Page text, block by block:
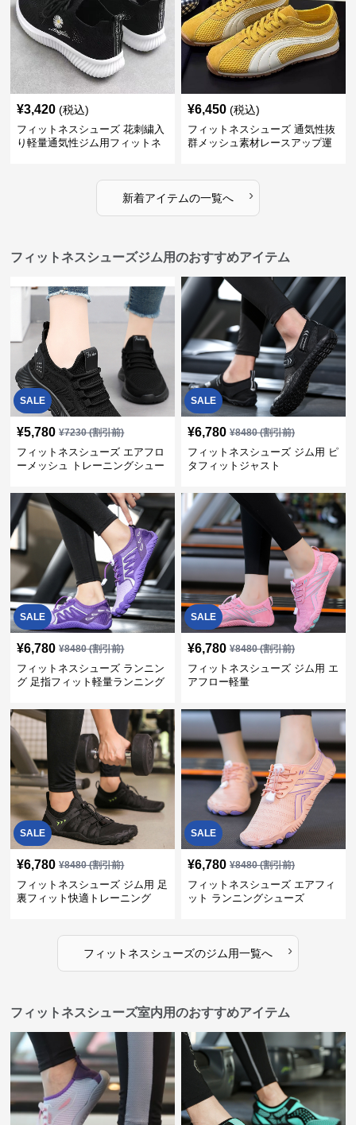
¥3,420 (税込)
フィットネスシューズ 花刺繍入
り軽量通気性ジム用フィットネ
¥6,450 (税込)
フィットネスシューズ 通気性抜
群メッシュ素材レースアップ運
新着アイテムの一覧へ ›
フィットネスシューズジム用のおすすめアイテム
SALE
¥5,780 ¥7230(割引前)
フィットネスシューズ エアフロ
ーメッシュ トレーニングシュー
SALE
¥6,780 ¥8480(割引前)
フィットネスシューズ ジム用 ピ
タフィットジャスト
SALE
¥6,780 ¥8480(割引前)
フィットネスシューズ ランニン
グ 足指フィット軽量ランニング
SALE
¥6,780 ¥8480(割引前)
フィットネスシューズ ジム用 エ
アフロー軽量
SALE
¥6,780 ¥8480(割引前)
フィットネスシューズ ジム用 足
裏フィット快適トレーニング
SALE
¥6,780 ¥8480(割引前)
フィットネスシューズ エアフィ
ット ランニングシューズ
フィットネスシューズのジム用一覧へ ›
フィットネスシューズ室内用のおすすめアイテム